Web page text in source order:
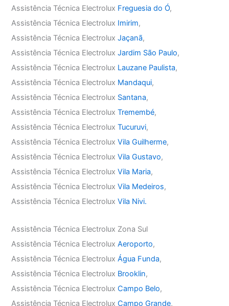
Assistência Técnica Electrolux Freguesia do Ó,
Assistência Técnica Electrolux Imirim,
Assistência Técnica ElectroluxJaçanã,
Assistência Técnica ElectroluxJardim São Paulo,
Assistência Técnica Electrolux Lauzane Paulista,
Assistência Técnica Electrolux Mandaqui,
Assistência Técnica Electrolux Santana,
Assistência Técnica ElectroluxTremembé,
Assistência Técnica ElectroluxTucuruvi,
Assistência Técnica ElectroluxVila Guilherme,
Assistência Técnica ElectroluxVila Gustavo,
Assistência Técnica ElectroluxVila Maria,
Assistência Técnica ElectroluxVila Medeiros,
Assistência Técnica ElectroluxVila Nivi.
Assistência Técnica Electrolux Zona Sul
Assistência Técnica ElectroluxAeroporto,
Assistência Técnica ElectroluxÁgua Funda,
Assistência Técnica Electrolux Brooklin,
Assistência Técnica ElectroluxCampo Belo,
Assistência Técnica ElectroluxCampo Grande,